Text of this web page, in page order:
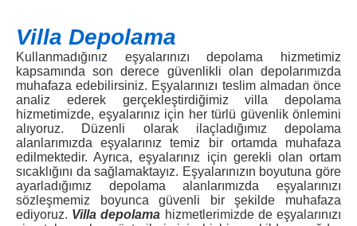
Villa Depolama
Kullanmadığınız eşyalarınızı depolama hizmetimiz
kapsamında son derece güvenlikli olan depolarımızda
muhafaza edebilirsiniz. Eşyalarınızı teslim almadan önce
analiz ederek gerçekleştirdiğimiz villa depolama
hizmetimizde, eşyalarınız için her türlü güvenlik önlemini
alıyoruz. Düzenli olarak ilaçladığımız depolama
alanlarımızda eşyalarınız temiz bir ortamda muhafaza
edilmektedir. Ayrıca, eşyalarınız için gerekli olan ortam
sıcaklığını da sağlamaktayız. Eşyalarınızın boyutuna göre
ayarladığımız depolama alanlarımızda eşyalarınızı
sözleşmemiz boyunca güvenli bir şekilde muhafaza
ediyoruz. Villa depolama hizmetlerimizde de eşyalarınızı